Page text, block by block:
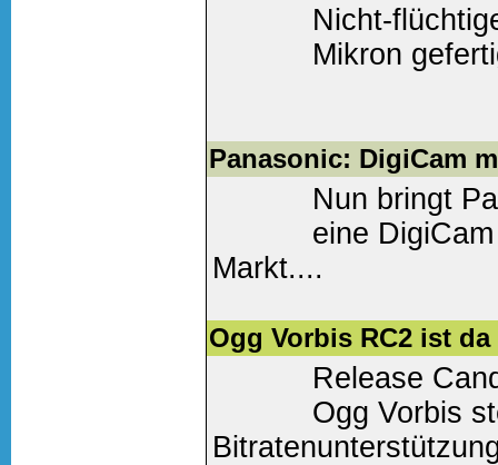
Nicht-
Mikron
Panasonic: DigiCam
Nun bringt
eine
Markt....
Weiter lesen(0
Ogg Vorbis RC2 ist da
Release
Ogg Vorbis